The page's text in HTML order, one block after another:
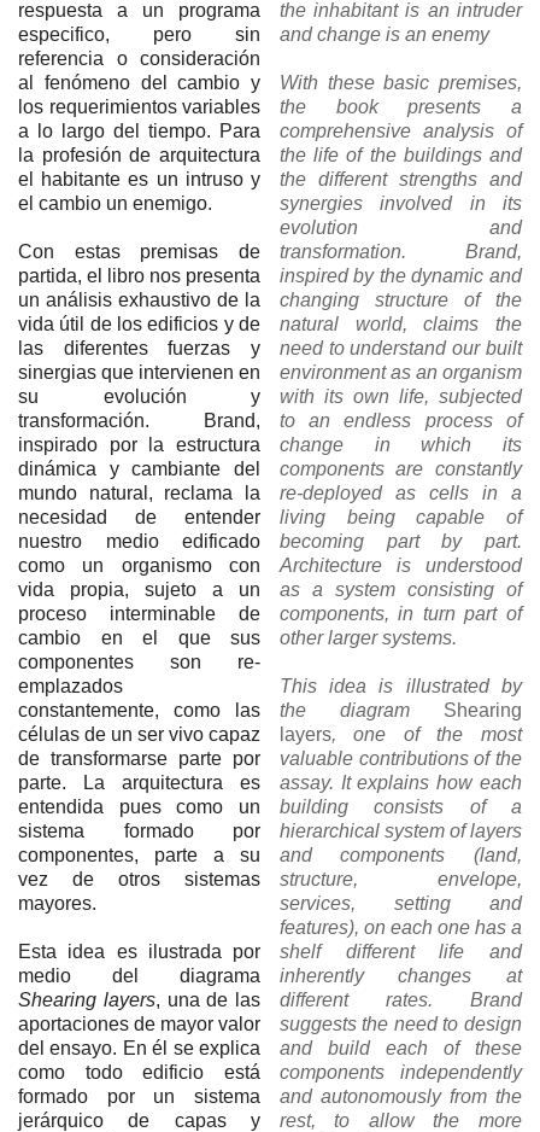
respuesta a un programa
especifico, pero sin
referencia o consideración
al fenómeno del cambio y
los requerimientos variables
a lo largo del tiempo. Para
la profesión de arquitectura
el habitante es un intruso y
el cambio un enemigo.
Con estas premisas de
partida, el libro nos presenta
un análisis exhaustivo de la
vida útil de los edificios y de
las diferentes fuerzas y
sinergias que intervienen en
su evolución y
transformación. Brand,
inspirado por la estructura
dinámica y cambiante del
mundo natural, reclama la
necesidad de entender
nuestro medio edificado
como un organismo con
vida propia, sujeto a un
proceso interminable de
cambio en el que sus
componentes son re-
emplazados
constantemente, como las
células de un ser vivo capaz
de transformarse parte por
parte. La arquitectura es
entendida pues como un
sistema formado por
componentes, parte a su
vez de otros sistemas
mayores.
Esta idea es ilustrada por
medio del diagrama
Shearing layers, una de las
aportaciones de mayor valor
del ensayo. En él se explica
como todo edificio está
formado por un sistema
jerárquico de capas y
the inhabitant is an intruder
and change is an enemy
With these basic premises,
the book presents a
comprehensive analysis of
the life of the buildings and
the different strengths and
synergies involved in its
evolution and
transformation. Brand,
inspired by the dynamic and
changing structure of the
natural world, claims the
need to understand our built
environment as an organism
with its own life, subjected
to an endless process of
change in which its
components are constantly
re-deployed as cells in a
living being capable of
becoming part by part.
Architecture is understood
as a system consisting of
components, in turn part of
other larger systems.
This idea is illustrated by
the diagram Shearing
layers, one of the most
valuable contributions of the
assay. It explains how each
building consists of a
hierarchical system of layers
and components (land,
structure, envelope,
services, setting and
features), on each one has a
shelf different life and
inherently changes at
different rates. Brand
suggests the need to design
and build each of these
components independently
and autonomously from the
rest, to allow the more